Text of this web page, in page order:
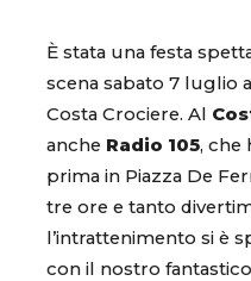
È stata una festa
scena sabato 7 luglio
Costa Crociere. Al
anche Radio 105, che
prima in Piazza De
tre ore e tanto
l’intrattenimento si è
con il nostro